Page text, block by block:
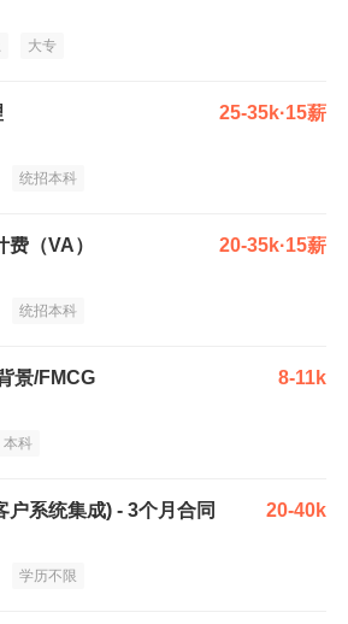
大专
25-35k·15薪
统招本科
（VA） 20-35k·15薪
统招本科
景/FMCG 8-11k
本科
户系统集成) - 3个月合同 20-40k
学历不限